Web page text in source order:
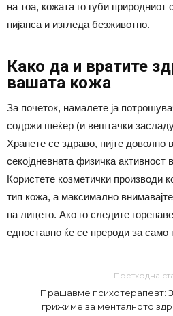
на тоа, кожата го губи природниот
нијанса и изгледа безживотно.
Како да и вратите
вашата кожа
За почеток, намалете ја
содржи шеќер (и вештачки
Хранете се здраво, пијте доволно
секојдневната физичка активност
Користете козметички производи
тип кожа, а максимално
на лицето. Ако го следите
едноставно ќе се прероди за само
Претходна
Прашавме психотерапевт:
грижиме за менталното